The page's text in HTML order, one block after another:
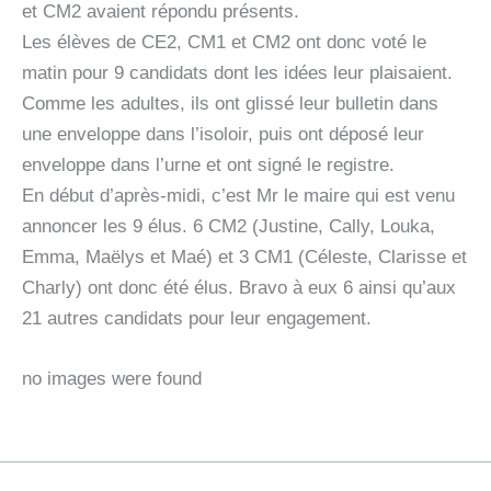
et CM2 avaient répondu présents.
Les élèves de CE2, CM1 et CM2 ont donc voté le
matin pour 9 candidats dont les idées leur plaisaient.
Comme les adultes, ils ont glissé leur bulletin dans
une enveloppe dans l’isoloir, puis ont déposé leur
enveloppe dans l’urne et ont signé le registre.
En début d’après-midi, c’est Mr le maire qui est venu
annoncer les 9 élus. 6 CM2 (Justine, Cally, Louka,
Emma, Maëlys et Maé) et 3 CM1 (Céleste, Clarisse et
Charly) ont donc été élus. Bravo à eux 6 ainsi qu’aux
21 autres candidats pour leur engagement.
no images were found